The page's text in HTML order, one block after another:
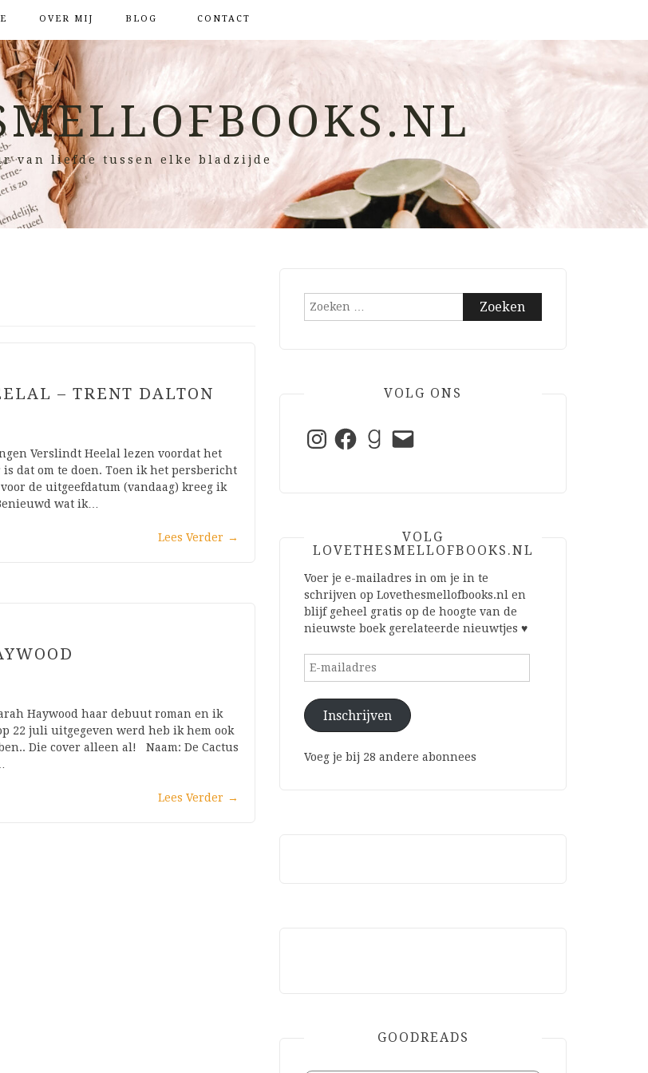
OVER MIJ BLOG CONTACT
van liefde tussen elke bladzijde
– TRENT DALTON
Verslindt Heelal lezen voordat het
dat om te doen. Toen ik het persbericht
de uitgeefdatum (vandaag) kreeg ik
wat ik…
Lees Verder →
Haywood haar debuut roman en ik
22 juli uitgegeven werd heb ik hem ook
Die cover alleen al! Naam: De Cactus
Lees Verder →
Zoeken
VOLG ONS
InstagramFacebookGoodreads
E-
mail
VOLG
LOVETHESMELLOFBOOKS.NL
Voer je e-mailadres in om je in te
schrijven op Lovethesmellofbooks.nl en
blijf geheel gratis op de hoogte van de
nieuwste boek gerelateerde nieuwtjes ♥
E-
Inschrijven
Voeg je bij 28 andere abonnees
GOODREADS